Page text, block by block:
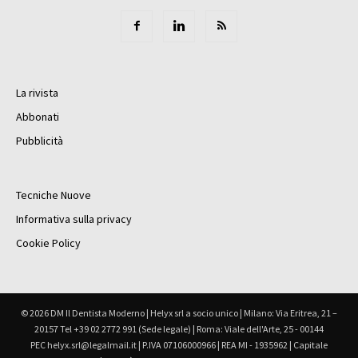
La rivista
Abbonati
Pubblicità
Tecniche Nuove
Informativa sulla privacy
Cookie Policy
© 2026 DM Il Dentista Moderno | Helyx srl a socio unico | Milano: Via Eritrea, 21 –
20157 Tel +39 02 2772 991 (Sede legale) | Roma: Viale dell'Arte, 25 - 00144
PEC helyx.srl@legalmail.it | P.IVA 07106000966 | REA MI - 1935962 | Capitale